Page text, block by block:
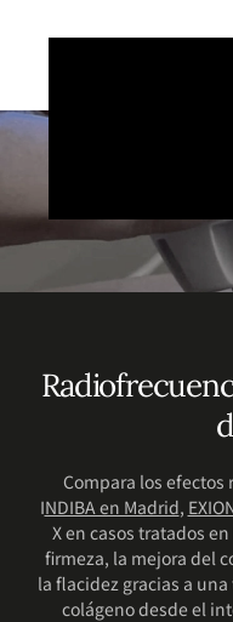
Compara los efectos
INDIBA en Madrid,
X en casos tratados
firmeza, la mejora del
la flacidez gracias a
colágeno desde el